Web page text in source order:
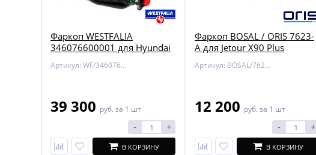
Фаркоп WESTFALIA
346076600001 для Hyundai
Артикул: WF/346076600001
39 300 руб. за 1 шт
- +
В КОРЗИНУ
Фаркоп BOSAL / ORIS 7623-
A для Jetour X90 Plus
Артикул: BOSAL/7623-A
12 200 руб. за 1 шт
- +
В КОРЗИНУ